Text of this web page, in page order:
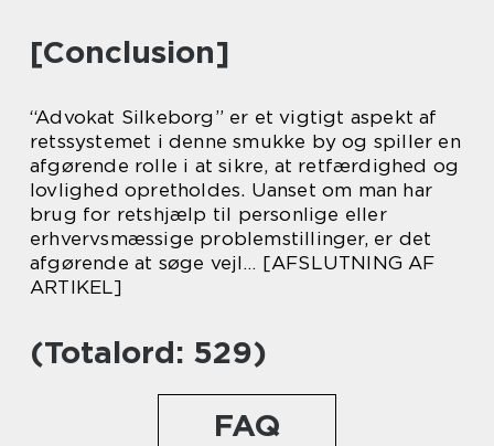
[Conclusion]
“Advokat Silkeborg” er et vigtigt aspekt af
retssystemet i denne smukke by og spiller en
afgørende rolle i at sikre, at retfærdighed og
lovlighed opretholdes. Uanset om man har
brug for retshjælp til personlige eller
erhvervsmæssige problemstillinger, er det
afgørende at søge vejl… [AFSLUTNING AF
ARTIKEL]
(Totalord: 529)
FAQ